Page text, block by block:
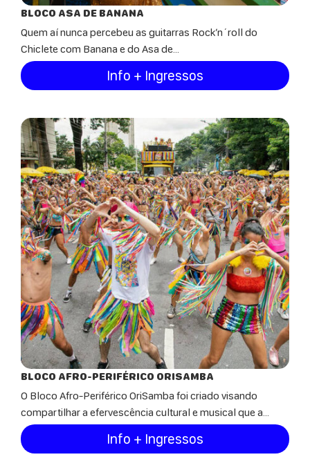
BLOCO ASA DE BANANA
Quem aí nunca percebeu as guitarras Rock’n´roll do
Chiclete com Banana e do Asa de...
Info + Ingressos
BLOCO AFRO-PERIFÉRICO ORISAMBA
O Bloco Afro-Periférico OriSamba foi criado visando
compartilhar a efervescência cultural e musical que a...
Info + Ingressos